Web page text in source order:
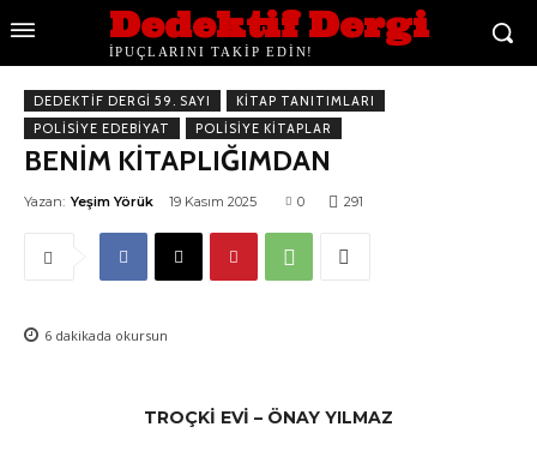
Dedektif Dergi
İPUÇLARINI TAKİP EDİN!
DEDEKTIF DERGI 59. SAYI
KITAP TANITIMLARI
POLISIYE EDEBIYAT
POLISIYE KITAPLAR
BENİM KİTAPLIĞIMDAN
Yazan: Yeşim Yörük 19 Kasım 2025 0 291
6 dakikada okursun
TROÇKİ EVİ – ÖNAY YILMAZ